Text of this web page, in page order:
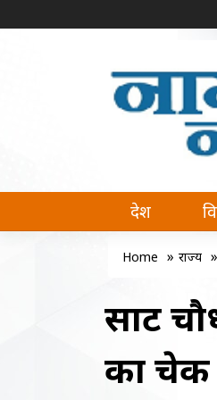
नागरिक न्यूज
Naagrik
देश
Home » राज्य »
सम्राट
का चेक